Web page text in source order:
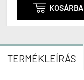
 KOSÁRBA
TERMÉKLEÍRÁS